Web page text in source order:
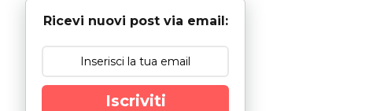
Ricevi nuovi post via email:
Iscriviti